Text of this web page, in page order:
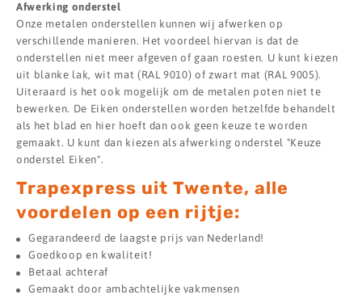
Afwerking onderstel
Onze metalen onderstellen kunnen wij afwerken op
verschillende manieren. Het voordeel hiervan is dat de
onderstellen niet meer afgeven of gaan roesten. U kunt kiezen
uit blanke lak, wit mat (RAL 9010) of zwart mat (RAL 9005).
Uiteraard is het ook mogelijk om de metalen poten niet te
bewerken. De Eiken onderstellen worden hetzelfde behandelt
als het blad en hier hoeft dan ook geen keuze te worden
gemaakt. U kunt dan kiezen als afwerking onderstel "Keuze
onderstel Eiken".
Trapexpress uit Twente, alle
voordelen op een rijtje:
Gegarandeerd de laagste prijs van Nederland!
Goedkoop en kwaliteit!
Betaal achteraf
Gemaakt door ambachtelijke vakmensen